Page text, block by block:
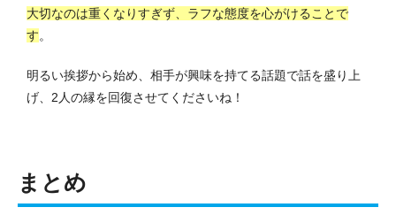
大切なのは重くなりすぎず、ラフな態度を心がけることで
す。
明るい挨拶から始め、相手が興味を持てる話題で話を盛り上
げ、2人の縁を回復させてくださいね！
まとめ